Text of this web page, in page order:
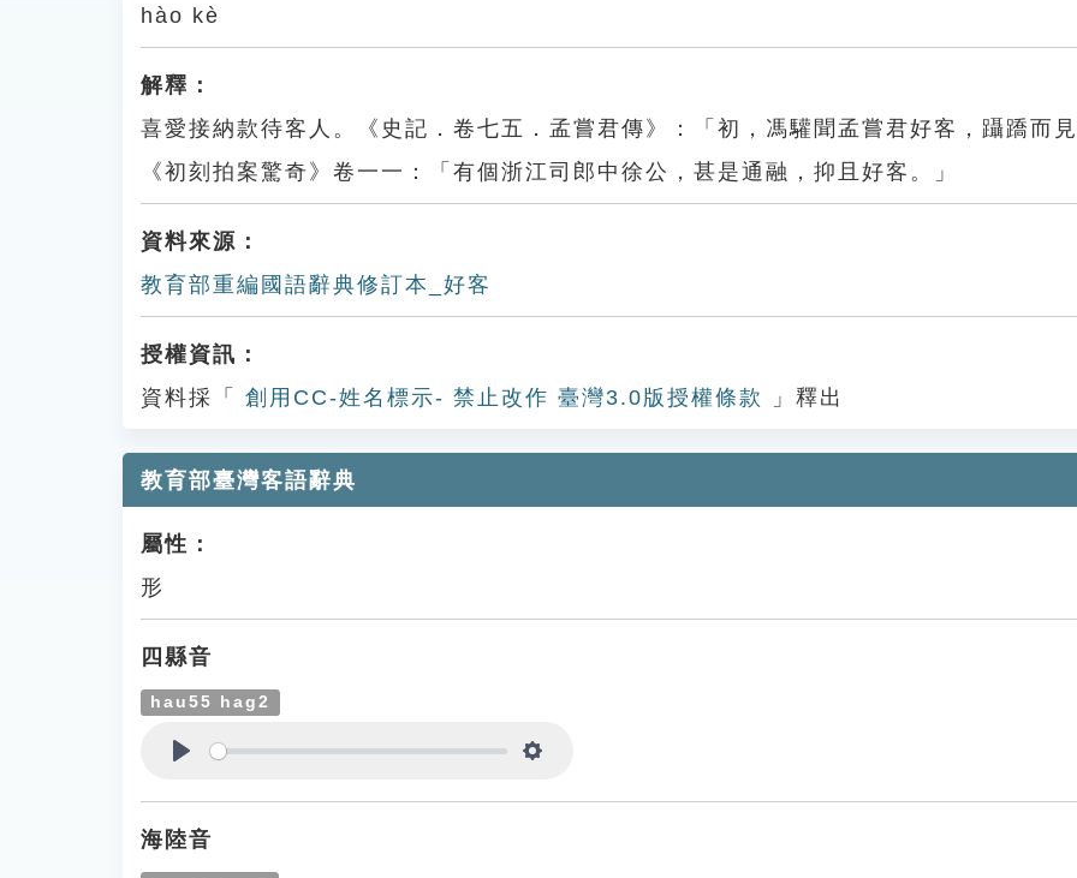
hào kè
解釋：
喜愛接納款待客人。《史記．卷七五．孟嘗君傳》：「初，馮驩聞孟嘗君好客，躡蹻而
《初刻拍案驚奇》卷一一：「有個浙江司郎中徐公，甚是通融，抑且好客。」
資料來源：
教育部重編國語辭典修訂本_好客
授權資訊：
資料採「
創用CC-姓名標示- 禁止改作 臺灣3.0版授權條款 」釋出
教育部臺灣客語辭典
屬性：
形
四縣音
hau55 hag2
海陸音